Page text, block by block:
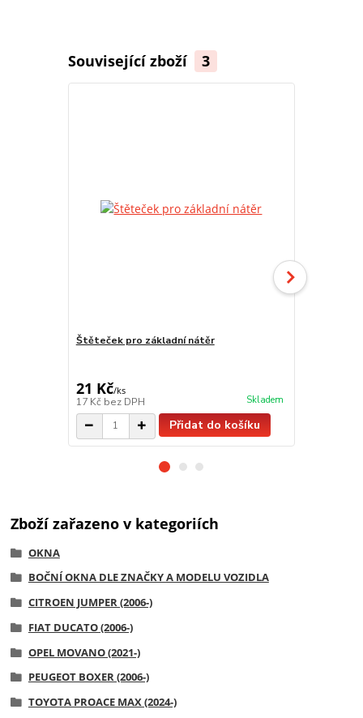
Související zboží 3
Štěteček pro základní nátěr
21 Kč/ks
17 Kč bez DPH Skladem
Přidat do košíku
Zboží zařazeno v kategoriích
OKNA
BOČNÍ OKNA DLE ZNAČKY A MODELU VOZIDLA
CITROEN JUMPER (2006-)
FIAT DUCATO (2006-)
OPEL MOVANO (2021-)
PEUGEOT BOXER (2006-)
TOYOTA PROACE MAX (2024-)